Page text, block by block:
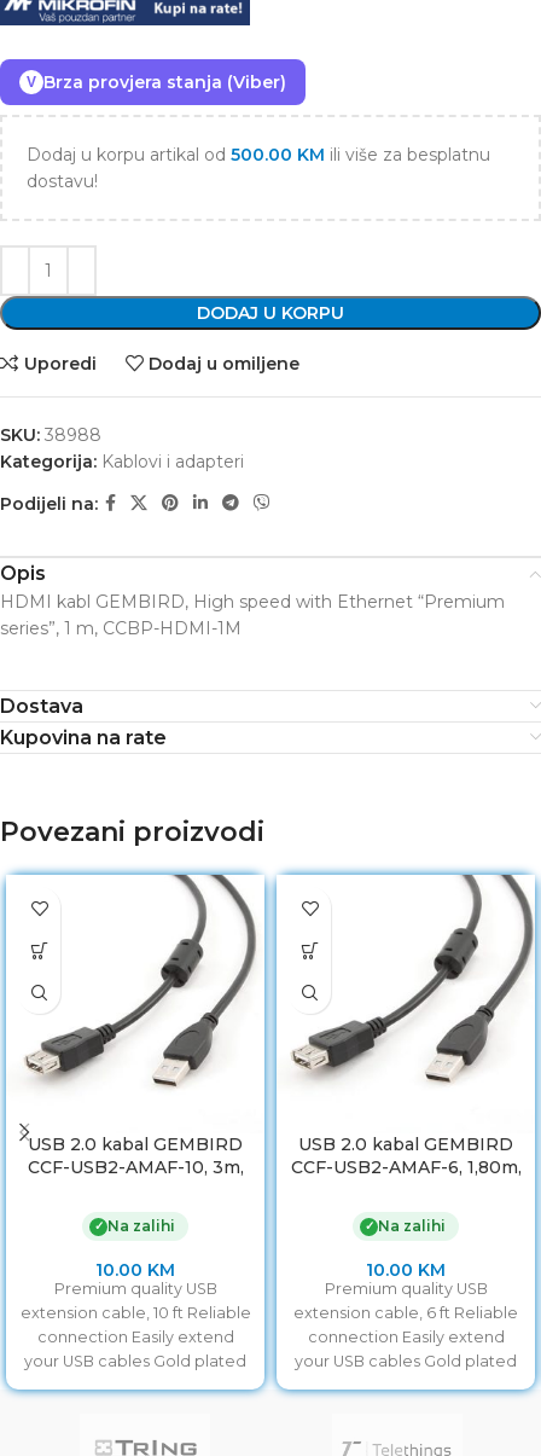
V Brza provjera stanja (Viber)
Dodaj u korpu artikal od 500.00 KM ili više za besplatnu
dostavu!
DODAJ U KORPU
Uporedi Dodaj u omiljene
SKU: 38988
Kategorija: Kablovi i adapteri
Podijeli na:
Opis
HDMI kabl GEMBIRD, High speed with Ethernet “Premium
series”, 1 m, CCBP-HDMI-1M
Dostava
Kupovina na rate
Povezani proizvodi
USB 2.0 kabal GEMBIRD
CCF-USB2-AMAF-10, 3m,
ferrit
✓ Na zalihi
10.00 KM
Premium quality USB
extension cable, 10 ft Reliable
connection Easily extend
your USB cables Gold plated
contacts Lifetime warranty
USB 2.0 kabal GEMBIRD
CCF-USB2-AMAF-6, 1,80m,
✓ Na zalihi
10.00 KM
Premium quality USB
extension cable, 6 ft Reliable
connection Easily extend
your USB cables Gold plated
contacts